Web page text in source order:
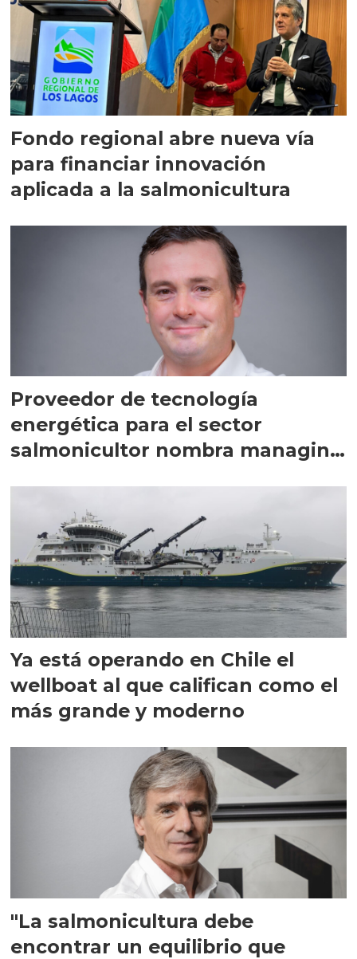
Fondo regional abre nueva vía
para financiar innovación
aplicada a la salmonicultura
Proveedor de tecnología
energética para el sector
salmonicultor nombra managing
Ya está operando en Chile el
wellboat al que califican como el
más grande y moderno
"La salmonicultura debe
encontrar un equilibrio que